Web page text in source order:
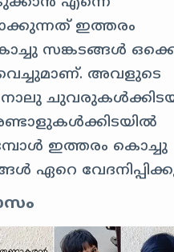
ഇത്തരം
സങ്കടങ്ങൾ
അവളുടെ
നാലു
ഇത്തരം കൊച്ചു
ഏറെ